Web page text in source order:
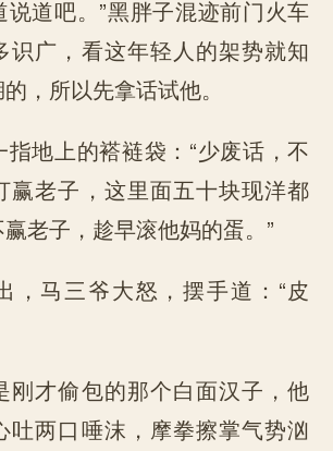
说道吧。”黑胖子混迹前门火车
识广，看这年轻人的架势就知
，所以先拿话试他。
地上的褡裢袋：“少废话，不
赢老子，这里面五十块现洋都
老子，趁早滚他妈的蛋。”
马三爷大怒，摆手道：“皮
才偷包的那个白面汉子，他
吐两口唾沫，摩拳擦掌气势汹